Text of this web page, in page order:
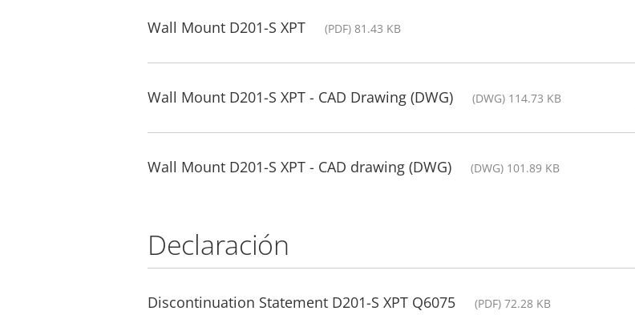
Wall Mount D201-S XPT (PDF) 81.43 KB
Wall Mount D201-S XPT - CAD Drawing (DWG) (DWG) 114.73 KB
Wall Mount D201-S XPT - CAD drawing (DWG) (DWG) 101.89 KB
Declaración
Discontinuation Statement D201-S XPT Q6075 (PDF) 72.28 KB